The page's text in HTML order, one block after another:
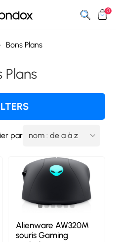
0
Bons Plans
Plans
par
Alienware AW320M
souris Gaming